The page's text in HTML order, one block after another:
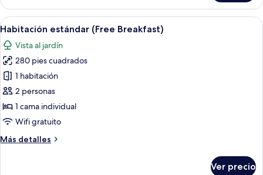
(Free
Breakfast)
estándar,
camas
individuales,
vista
al
jardín
(Free
Breakfast)
Abrir
todas
las
fotos
de
Habitación
estándar
(Free
Breakfast)
Habitación de hotel con dos camas,
13
Habitación estándar (Free Breakfast)
Vista al jardín
280 pies cuadrados
1 habitación
2 personas
1 cama individual
Wifi gratuito
Más detalles
Más
Ver precio